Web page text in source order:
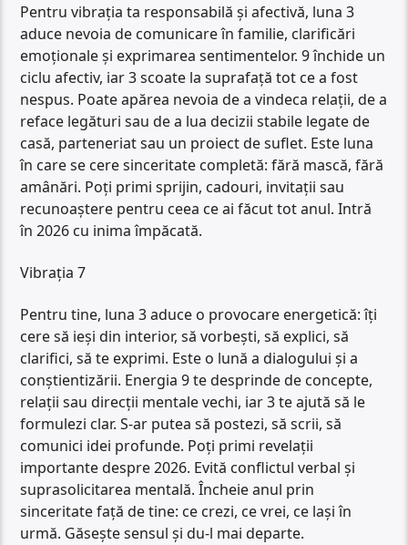
Pentru vibrația ta responsabilă și afectivă, luna 3
aduce nevoia de comunicare în familie, clarificări
emoționale și exprimarea sentimentelor. 9 închide un
ciclu afectiv, iar 3 scoate la suprafață tot ce a fost
nespus. Poate apărea nevoia de a vindeca relații, de a
reface legături sau de a lua decizii stabile legate de
casă, parteneriat sau un proiect de suflet. Este luna
în care se cere sinceritate completă: fără mască, fără
amânări. Poți primi sprijin, cadouri, invitații sau
recunoaștere pentru ceea ce ai făcut tot anul. Intră
în 2026 cu inima împăcată.
Vibrația 7
Pentru tine, luna 3 aduce o provocare energetică: îți
cere să ieși din interior, să vorbești, să explici, să
clarifici, să te exprimi. Este o lună a dialogului și a
conștientizării. Energia 9 te desprinde de concepte,
relații sau direcții mentale vechi, iar 3 te ajută să le
formulezi clar. S-ar putea să postezi, să scrii, să
comunici idei profunde. Poți primi revelații
importante despre 2026. Evită conflictul verbal și
suprasolicitarea mentală. Încheie anul prin
sinceritate față de tine: ce crezi, ce vrei, ce lași în
urmă. Găsește sensul și du-l mai departe.